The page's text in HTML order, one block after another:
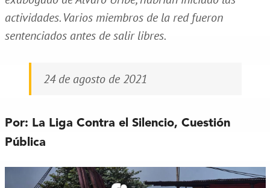
actividades. Varios miembros de la red fueron
sentenciados antes de salir libres.
24 de agosto de 2021
Por: La Liga Contra el Silencio, Cuestión
Pública